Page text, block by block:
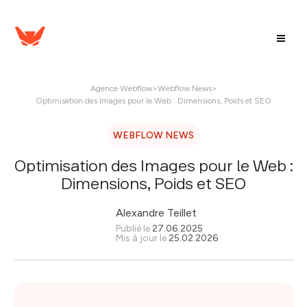
Agence Webflow>Webflow News>
Optimisation des Images pour le Web : Dimensions, Poids et SEO
WEBFLOW NEWS
Optimisation des Images pour le Web :
Dimensions, Poids et SEO
Alexandre Teillet
Publié le 27.06.2025
Mis à jour le 25.02.2026